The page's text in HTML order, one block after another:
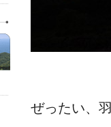
ぜったい、